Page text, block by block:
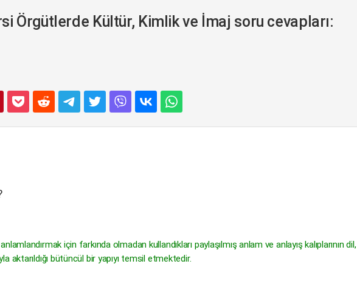
Örgütlerde Kültür, Kimlik ve İmaj soru cevapları:
için farkında olmadan kullandıkları paylaşılmış anlam ve anlayış kalıplarının dil,
aktarıldığı bütüncül bir yapıyı temsil etmektedir.